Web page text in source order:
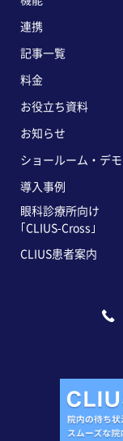
連携
記事一覧
料金
お役立ち資料
お知らせ
ショールーム・デモ
導入事例
眼科診療所向け
｢CLIUS-Cross｣
CLIUS患者案内